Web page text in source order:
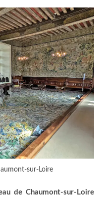
sur-Loire
de Chaumont-sur-Loire